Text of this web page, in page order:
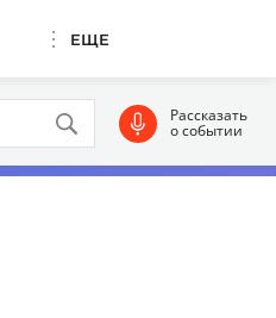
ЕЩЕ
Рассказать
о событии